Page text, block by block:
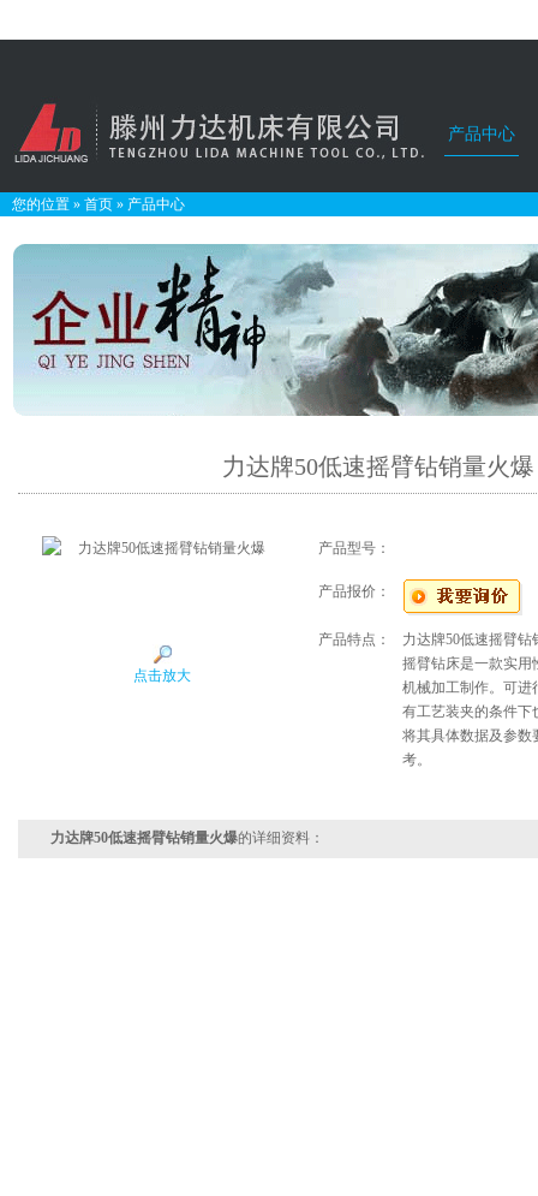
产品中心
您的位置 » 首页 » 产品中心
力达牌50低速摇臂钻销量火爆
点击放大
产品型号：
产品报价：
产品特点：
力达牌50低速摇臂钻
摇臂钻床是一款实
机械加工制作。可进
有工艺装夹的条件下
将其具体数据及参数
考。
力达牌50低速摇臂钻销量火爆的详细资料：